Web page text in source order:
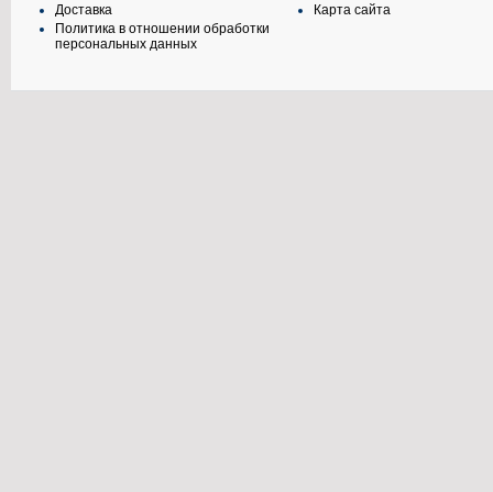
Доставка
Политика в отношении обработки
персональных данных
Карта сайта